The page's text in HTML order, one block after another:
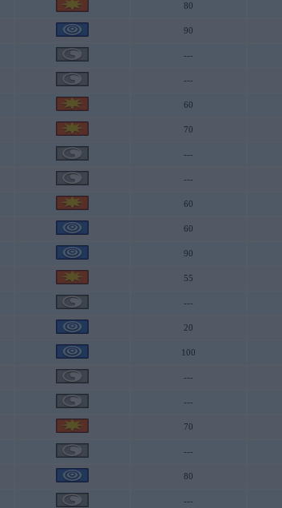
80
90
---
---
60
70
---
---
60
60
90
55
---
20
100
---
---
70
---
80
---